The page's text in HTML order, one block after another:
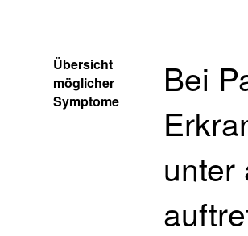
Übersicht
möglicher
Symptome
Bei
unter